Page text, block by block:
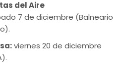
del Aire
7 de diciembre (Balneario
viernes 20 de diciembre